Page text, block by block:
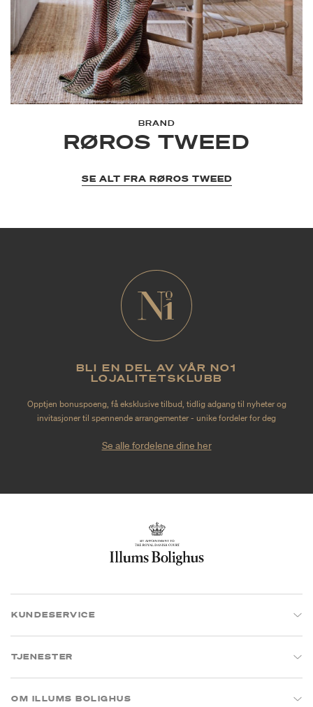
BRAND
RØROS TWEED
SE ALT FRA RØROS TWEED
BLI EN DEL AV VÅR NO1
LOJALITETSKLUBB
Opptjen bonuspoeng, få eksklusive tilbud, tidlig adgang til nyheter og
invitasjoner til spennende arrangementer - unike fordeler for deg
Se alle fordelene dine her
KUNDESERVICE
TJENESTER
OM ILLUMS BOLIGHUS